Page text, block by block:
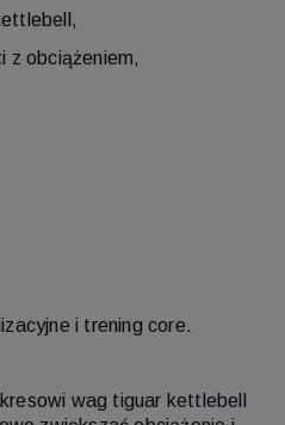
z obciążeniem,
i trening core.
wag tiguar kettlebell